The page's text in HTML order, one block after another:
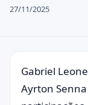
27/11/2025
Gabriel
Ayrton